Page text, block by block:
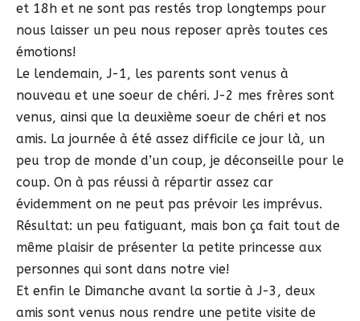
et 18h et ne sont pas restés trop longtemps pour
nous laisser un peu nous reposer après toutes ces
émotions!
Le lendemain, J-1, les parents sont venus à
nouveau et une soeur de chéri. J-2 mes frères sont
venus, ainsi que la deuxième soeur de chéri et nos
amis. La journée à été assez difficile ce jour là, un
peu trop de monde d’un coup, je déconseille pour le
coup. On à pas réussi à répartir assez car
évidemment on ne peut pas prévoir les imprévus.
Résultat: un peu fatiguant, mais bon ça fait tout de
même plaisir de présenter la petite princesse aux
personnes qui sont dans notre vie!
Et enfin le Dimanche avant la sortie à J-3, deux
amis sont venus nous rendre une petite visite de